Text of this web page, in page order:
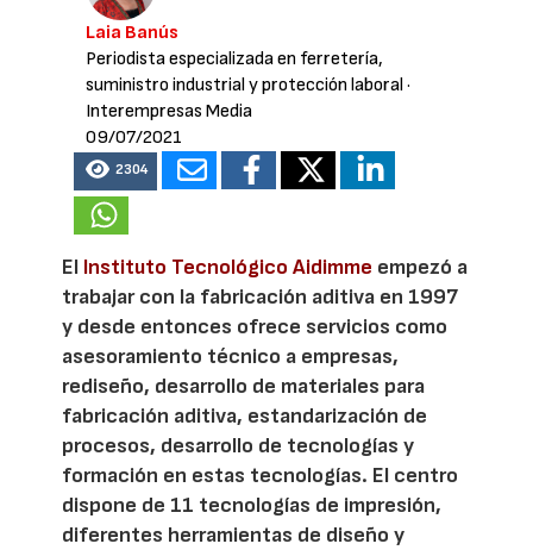
Laia Banús
Periodista especializada en ferretería,
suministro industrial y protección laboral·
Interempresas Media
09/07/2021
2304
El Instituto Tecnológico Aidimme empezó a
trabajar con la fabricación aditiva en 1997
y desde entonces ofrece servicios como
asesoramiento técnico a empresas,
rediseño, desarrollo de materiales para
fabricación aditiva, estandarización de
procesos, desarrollo de tecnologías y
formación en estas tecnologías. El centro
dispone de 11 tecnologías de impresión,
diferentes herramientas de diseño y